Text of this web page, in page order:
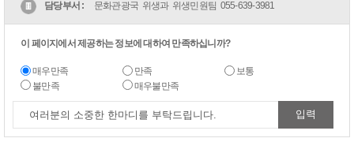
담당부서 : 문화관광국 위생과 위생민원팀 055-639-3981
이 페이지에서 제공하는 정보에 대하여 만족하십니까?
매우만족 만족
보통
불만족
매우불만족